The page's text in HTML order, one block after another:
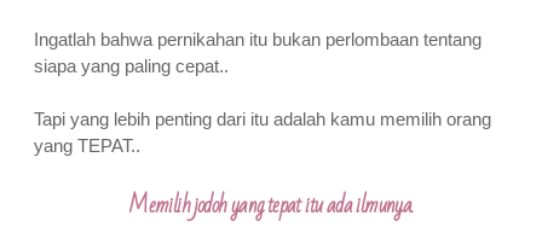
Ingatlah bahwa pernikahan itu bukan perlombaan tentang
siapa yang paling cepat..
Tapi yang lebih penting dari itu adalah kamu memilih orang
yang TEPAT..
Memilih jodoh yang tepat itu ada ilmunya.